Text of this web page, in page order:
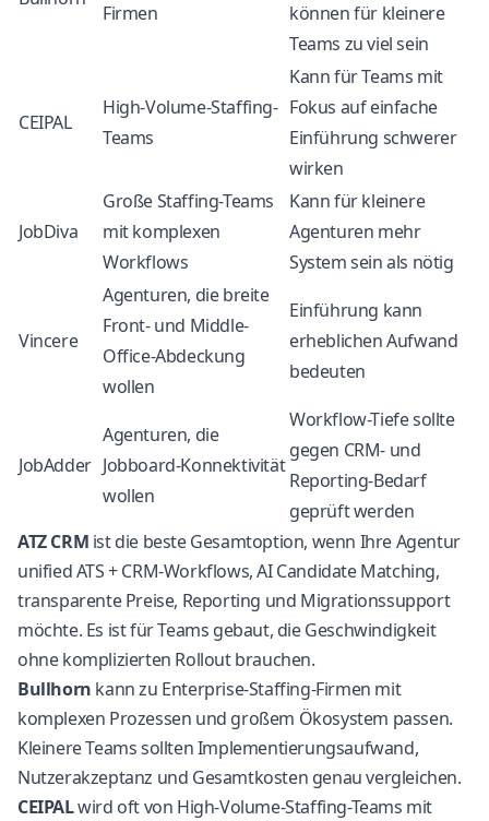
Firmen
können für kleinere
Teams zu viel sein
CEIPAL
High-Volume-Staffing-
Teams
Kann für Teams mit
Fokus auf einfache
Einführung schwerer
wirken
JobDiva
Große Staffing-Teams
mit komplexen
Workflows
Kann für kleinere
Agenturen mehr
System sein als nötig
Vincere
Agenturen, die breite
Front- und Middle-
Office-Abdeckung
wollen
Einführung kann
erheblichen Aufwand
bedeuten
JobAdder
Agenturen, die
Jobboard-Konnektivität
wollen
Workflow-Tiefe sollte
gegen CRM- und
Reporting-Bedarf
geprüft werden
ATZ CRM ist die beste Gesamtoption, wenn Ihre Agentur
unified ATS + CRM-Workflows, AI Candidate Matching,
transparente Preise, Reporting und Migrationssupport
möchte. Es ist für Teams gebaut, die Geschwindigkeit
ohne komplizierten Rollout brauchen.
Bullhorn kann zu Enterprise-Staffing-Firmen mit
komplexen Prozessen und großem Ökosystem passen.
Kleinere Teams sollten Implementierungsaufwand,
Nutzerakzeptanz und Gesamtkosten genau vergleichen.
CEIPALwird oft von High-Volume-Staffing-Teams mit